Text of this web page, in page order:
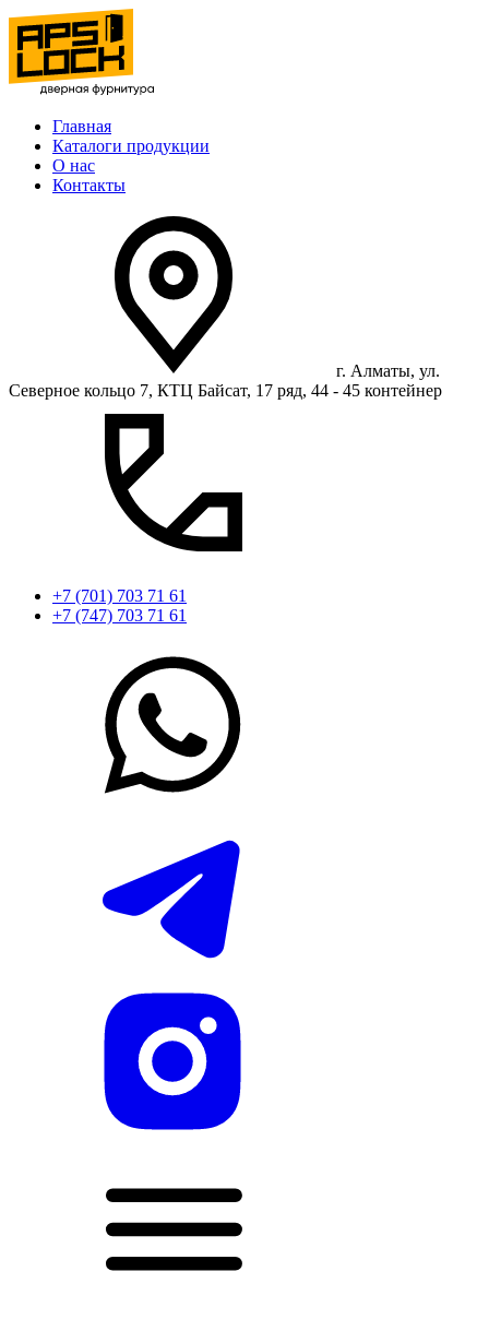
Главная
Каталоги продукции
О нас
Контакты
г. Алматы, ул.
Северное кольцо 7, КТЦ Байсат, 17 ряд, 44 - 45 контейнер
+7 (701) 703 71 61
+7 (747) 703 71 61